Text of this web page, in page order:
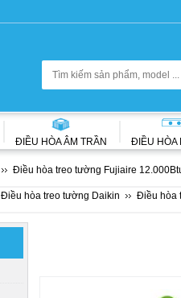
ĐIỀU HÒA ÂM TRẦN ĐIỀU HÒA
Điều hòa treo tường Fujiaire
Điều hòa treo tường Daikin Điều hòa